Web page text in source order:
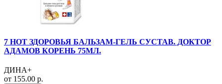
7 НОТ ЗДОРОВЬЯ БАЛЬЗАМ-ГЕЛЬ СУСТАВ. ДОКТОР
АДАМОВ КОРЕНЬ 75МЛ.
ДИНА+
от 155.00 р.